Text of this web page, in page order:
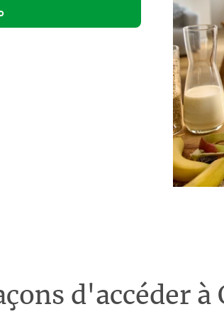
d'accéder